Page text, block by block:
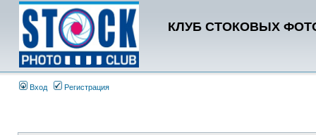
КЛУБ СТОКОВЫХ
Вход Регистрация